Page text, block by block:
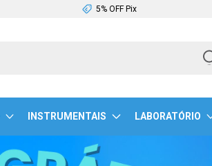
5% OFF Pix
INSTRUMENTAIS LABORATÓRIO